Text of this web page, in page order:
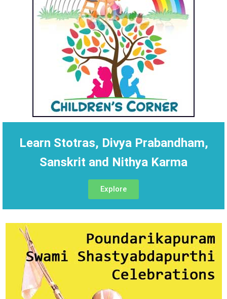
Learn Stotras, Divya Prabandham,
Sanskrit and Nithya Karma
Explore